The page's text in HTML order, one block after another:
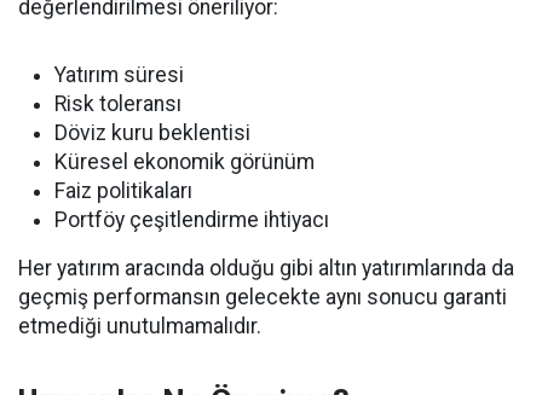
değerlendirilmesi öneriliyor:
Yatırım süresi
Risk toleransı
Döviz kuru beklentisi
Küresel ekonomik görünüm
Faiz politikaları
Portföy çeşitlendirme ihtiyacı
Her yatırım aracında olduğu gibi altın yatırımlarında da
geçmiş performansın gelecekte aynı sonucu garanti
etmediği unutulmamalıdır.